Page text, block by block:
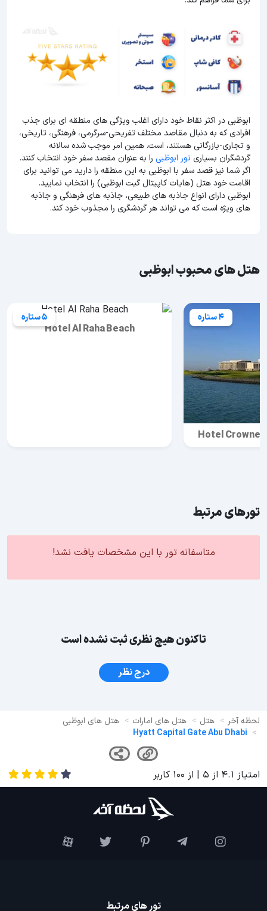
ابوظبی در اکثر نقاط خود دارای اغلب ویژگی های منطقه ای برای جذب
افرادی که به دنبال مقاصد مختلف تفریحی-سرگرمی، فرهنگی، تاریخی،
و تجاری-بازرگانی هستند، است. همین امر موجب شده سالانه
گردشگران بسیاریتور ابوظبی را به عنوان مقصد سفر خود انتخاب کنند.
اگر شما نیز قصد سفر با ابوظبی به این منطقه را دارید می توانید برای
اقامت خود هتل (هایات کاپیتال گیت ابوظبی) را انتخاب نمایید.
ابوظبی دارای انواع جاذبه های طبیعی، جاذبه های فرهنگی و جاذبه
های ویژه است که می تواند هر گردشگری را مجذوب خود کند.
هتل های محبوب ابوظبی
4 ستاره
Hotel Crowne
5 ستاره
Hotel Al Raha Beach
تورهای مرتبط
متاسفانه تور با این مشخصات یافت نشد!
تاکنون هیچ نظری ثبت نشده است
درج نظر
لحظه آخر هتل هتل های امارات
هتل های ابوظبی
Hyatt Capital Gate Abu Dhabi
امتیاز 4.1 از 5 | از 100 کاربر
تور های مرتبط